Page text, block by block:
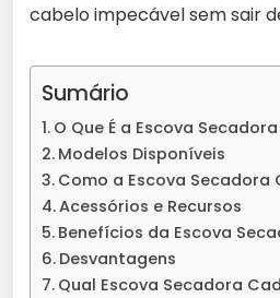
cabelo impecável sem sair
Sumário
O Que É a Escova
Modelos Disponíveis
Como a Escova Secadora
Acessórios e Recursos
Benefícios da Escova
Desvantagens
Qual Escova Secadora